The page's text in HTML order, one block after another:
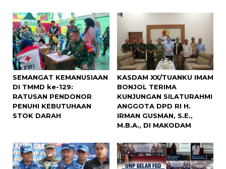
SEMANGAT KEMANUSIAAN
DI TMMD ke-129:
RATUSAN PENDONOR
PENUHI KEBUTUHAAN
STOK DARAH
KASDAM XX/TUANKU IMAM
BONJOL TERIMA
KUNJUNGAN SILATURAHMI
ANGGOTA DPD RI H.
IRMAN GUSMAN, S.E.,
M.B.A., DI MAKODAM